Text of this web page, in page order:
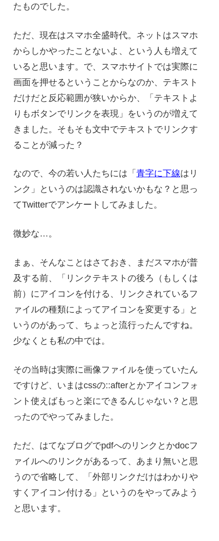
たものでした。
ただ、現在はスマホ全盛時代。ネットはスマホ
からしかやったことないよ、という人も増えて
いると思います。で、スマホサイトでは実際に
画面を押せるということからなのか、テキスト
だけだと反応範囲が狭いからか、「テキストよ
りもボタンでリンクを表現」をいうのが増えて
きました。そもそも文中でテキストでリンクす
ることが減った？
なので、今の若い人たちには「 青字に下線はリ
ンク」というのは認識されないかもな？と思っ
てTwitterでアンケートしてみました。
微妙な…。
まぁ、そんなことはさておき、まだスマホが普
及する前、「リンクテキストの後ろ（もしくは
前）にアイコンを付ける、リンクされているフ
ァイルの種類によってアイコンを変更する」と
いうのがあって、ちょっと流行ったんですね。
少なくとも私の中では。
その当時は実際に画像ファイルを使っていたん
ですけど、いまはcssの::afterとかアイコンフォ
ント使えばもっと楽にできるんじゃない？と思
ったのでやってみました。
ただ、はてなブログでpdfへのリンクとかdocフ
ァイルへのリンクがあるって、あまり無いと思
うので省略して、「外部リンクだけはわかりや
すくアイコン付ける」というのをやってみよう
と思います。